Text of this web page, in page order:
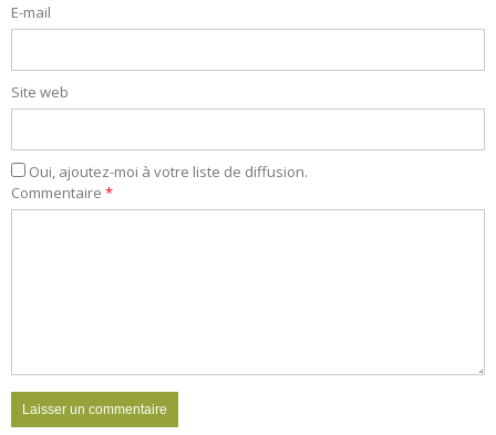
E-mail
Site web
Oui, ajoutez-moi à votre liste de diffusion.
Commentaire *